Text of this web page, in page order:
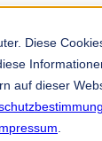
Diese
auf dieser